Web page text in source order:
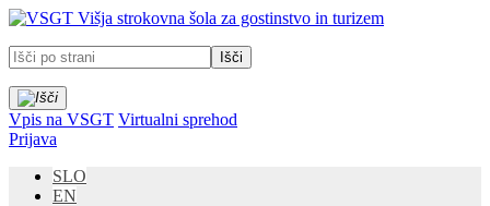
Prosimo,
upoštevajte:
To
spletno
mesto
vključuje
sistem
dostopnosti.
Višja strokovna šola za gostinstvo in turizem
Vpis na VSGT Virtualni sprehod
Prijava
SLO
EN